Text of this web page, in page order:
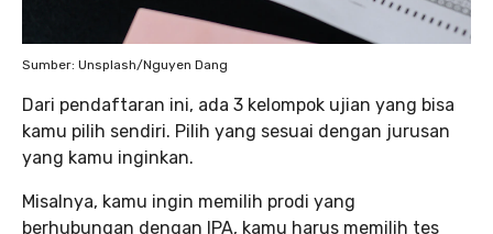
Sumber: Unsplash/Nguyen Dang
Dari pendaftaran ini, ada 3 kelompok ujian yang bisa
kamu pilih sendiri. Pilih yang sesuai dengan jurusan
yang kamu inginkan.
Misalnya, kamu ingin memilih prodi yang
berhubungan dengan IPA, kamu harus memilih tes